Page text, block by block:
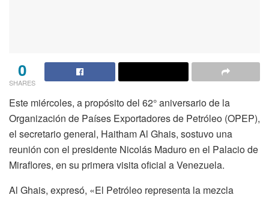
0
SHARES
Este miércoles, a propósito del 62° aniversario de la
Organización de Países Exportadores de Petróleo (OPEP),
el secretario general, Haitham Al Ghais, sostuvo una
reunión con el presidente Nicolás Maduro en el Palacio de
Miraflores, en su primera visita oficial a Venezuela.
Al Ghais, expresó, «El Petróleo representa la mezcla